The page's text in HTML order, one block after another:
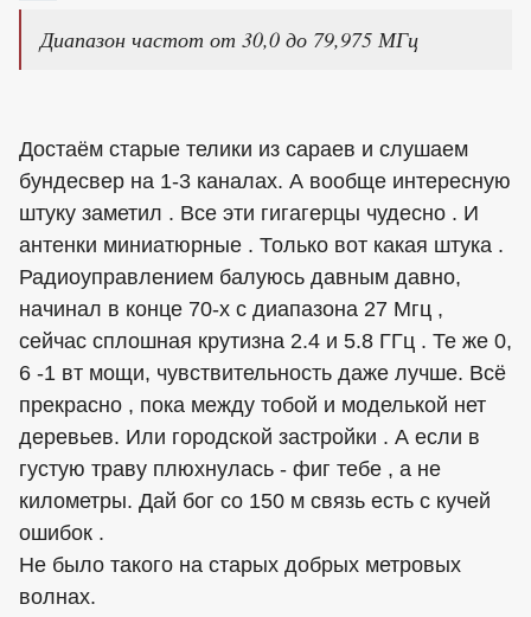
Диапазон частот от 30,0 до 79,975 МГц
Достаём старые телики из сараев и слушаем
бундесвер на 1-3 каналах. А вообще интересную
штуку заметил . Все эти гигагерцы чудесно . И
антенки миниатюрные . Только вот какая штука .
Радиоуправлением балуюсь давным давно,
начинал в конце 70-х с диапазона 27 Мгц ,
сейчас сплошная крутизна 2.4 и 5.8 ГГц . Те же 0,
6 -1 вт мощи, чувствительность даже лучше. Всё
прекрасно , пока между тобой и моделькой нет
деревьев. Или городской застройки . А если в
густую траву плюхнулась - фиг тебе , а не
километры. Дай бог со 150 м связь есть с кучей
ошибок .
Не было такого на старых добрых метровых
волнах.